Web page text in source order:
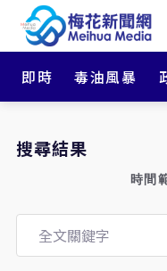
即時 毒油風暴
搜尋結果
時間